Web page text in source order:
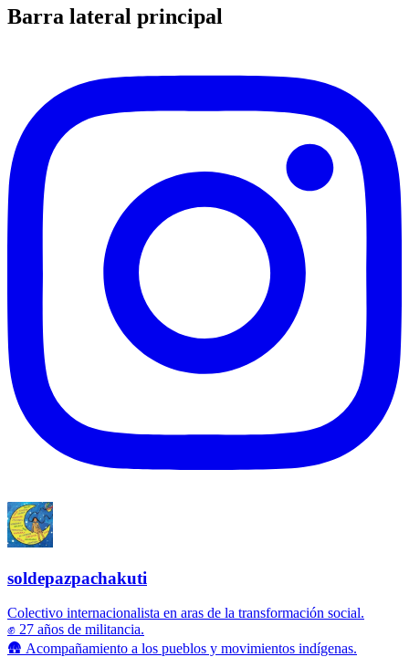
Barra lateral principal
soldepazpachakuti
Colectivo internacionalista en aras de la transformación social.
✊ 27 años de militancia.
🛖 Acompañamiento a los pueblos y movimientos indígenas.